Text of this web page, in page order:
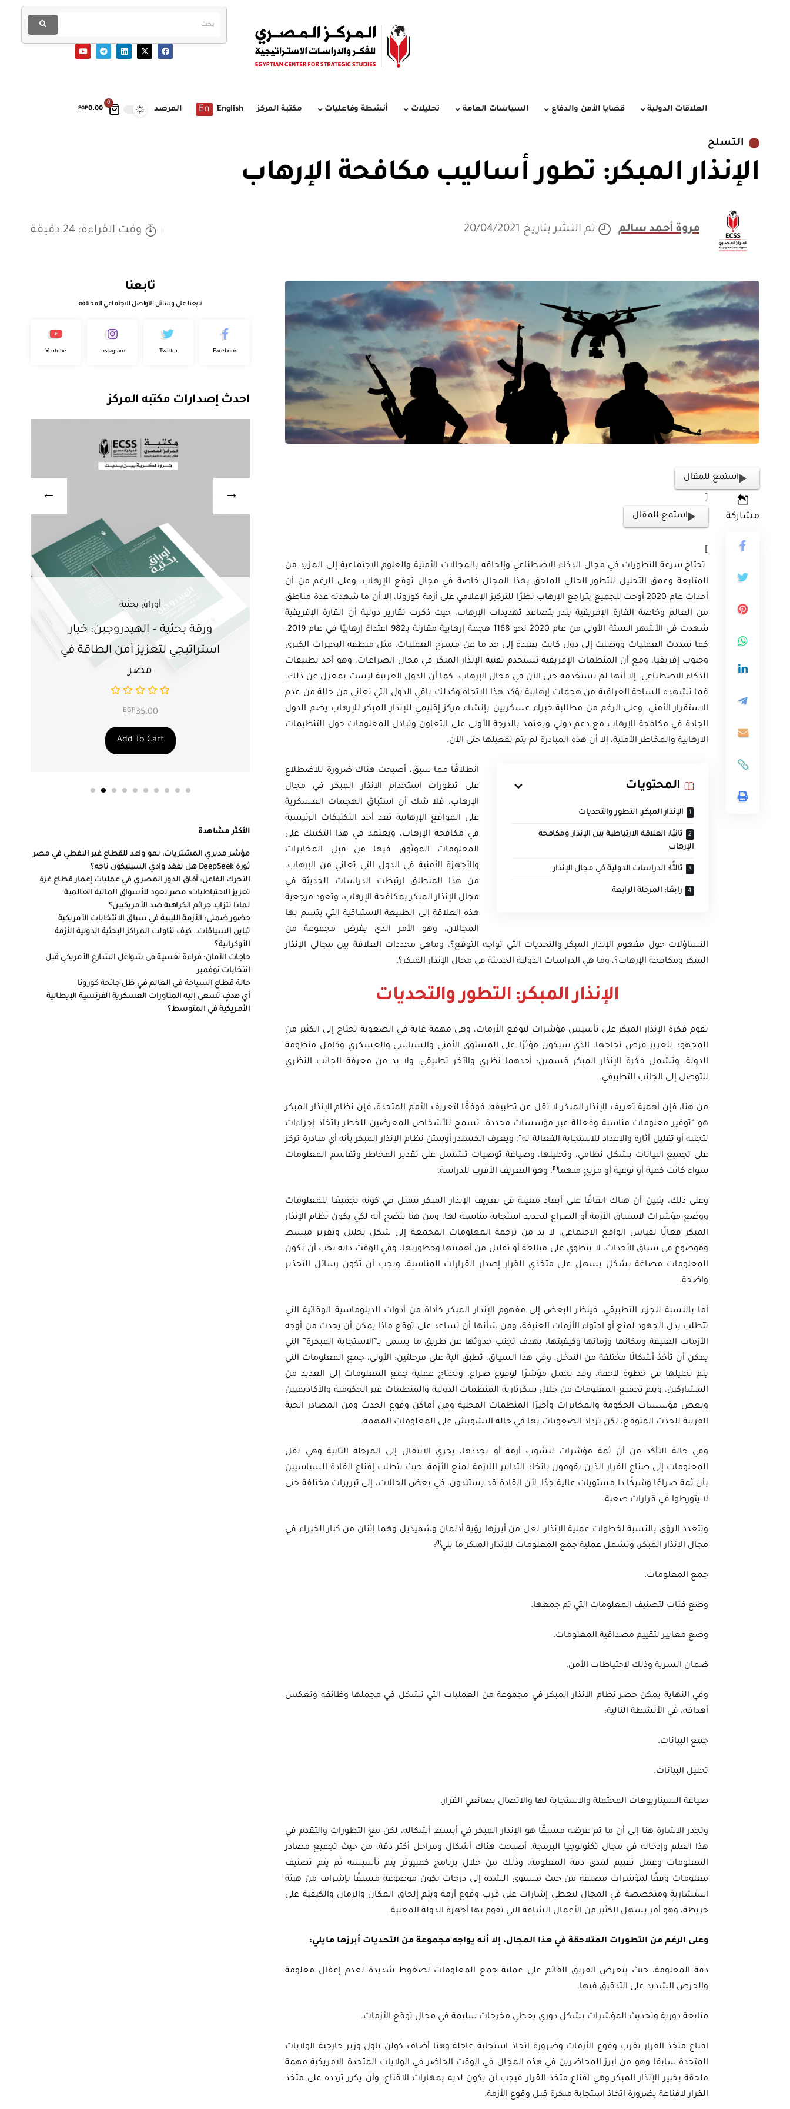
0
EGP0.00 العلاقات الدولية قضايا الأمن والدفاع السياسات العامة تحليلات أنشطة وفاعليات مكتبة المركز English
En المرصد
التسلح
الإنذار المبكر: تطور أساليب مكافحة الإرهاب
مروة أحمد سالم تم النشر بتاريخ 20/04/2021 وقت القراءة: 24 دقيقة
استمع للمقال
مشاركة
[
استمع للمقال
]
تحتاج سرعة التطورات في مجال الذكاء الاصطناعي وإلحاقه بالمجالات الأمنية والعلوم الاجتماعية إلى المزيد من
المتابعة وعمق التحليل للتطور الحالي الملحق بهذا المجال خاصة في مجال توقع الإرهاب. وعلى الرغم من أن
أحداث عام 2020 أوحت للجميع بتراجع الإرهاب نظرًا للتركيز الإعلامي على أزمة كورونا، إلا أن ما شهدته عدة مناطق
من العالم وخاصة القارة الإفريقية ينذر بتصاعد تهديدات الإرهاب، حيث ذكرت تقارير دولية أن القارة الإفريقية
شهدت في الأشهر الـستة الأولى من عام 2020 نحو 1168 هجمة إرهابية مقارنة بـ982 اعتداءً إرهابيًا في عام 2019،
كما تمددت العمليات ووصلت إلى دول كانت بعيدة إلى حد ما عن مسرح العمليات، مثل منطقة البحيرات الكبرى
وجنوب إفريقيا. ومع أن المنظمات الإفريقية تستخدم تقنية الإنذار المبكر في مجال الصراعات، وهو أحد تطبيقات
الذكاء الاصطناعي، إلا أنها لم تستخدمه حتى الآن في مجال الإرهاب، كما أن الدول العربية ليست بمعزل عن ذلك،
فما تشهده الساحة العراقية من هجمات إرهابية يؤكد هذا الاتجاه وكذلك باقي الدول التي تعاني من حالة من عدم
الاستقرار الأمني. وعلى الرغم من مطالبة خبراء عسكريين بإنشاء مركز إقليمي للإنذار المبكر للإرهاب يضم الدول
الجادة في مكافحة الإرهاب مع دعم دولي ويعتمد بالدرجة الأولى على التعاون وتبادل المعلومات حول التنظيمات
الإرهابية والمخاطر الأمنية، إلا أن هذه المبادرة لم يتم تفعيلها حتى الآن.
المحتويات
الإنذار المبكر: التطور والتحديات
ثانيًا: العلاقة الارتباطية بين الإنذار ومكافحة
الإرهاب
ثالثًا: الدراسات الدولية في مجال الإنذار
رابعًا: المرحلة الرابعة
انطلاقًا مما سبق، أصبحت هناك ضرورة للاضطلاع
على تطورات استخدام الإنذار المبكر في مجال
الإرهاب، فلا شك أن استباق الهجمات العسكرية
على المواقع الإرهابية تعد أحد التكتيكات الرئيسية
في مكافحة الإرهاب، ويعتمد في هذا التكتيك على
المعلومات الموثوق فيها من قبل المخابرات
والأجهزة الأمنية في الدول التي تعاني من الإرهاب.
من هذا المنطلق ارتبطت الدراسات الحديثة في
مجال الإنذار المبكر بمكافحة الإرهاب، وتعود مرجعية
هذه العلاقة إلى الطبيعة الاستباقية التي يتسم بها
المجالان، وهو الأمر الذي يفرض مجموعة من
التساؤلات حول مفهوم الإنذار المبكر والتحديات التي تواجه التوقع؟، وماهي محددات العلاقة بين مجالي الإنذار
المبكر ومكافحة الإرهاب؟، وما هي الدراسات الدولية الحديثة في مجال الإنذار المبكر؟.
الإنذار المبكر: التطور والتحديات
تقوم فكرة الإنذار المبكر على تأسيس مؤشرات لتوقع الأزمات، وهي مهمة غاية في الصعوبة تحتاج إلى الكثير من
المجهود لتعزيز فرص نجاحها، الذي سيكون مؤثرًا على المستوى الأمني والسياسي والعسكري وكامل منظومة
الدولة. وتشمل فكرة الإنذار المبكر قسمين: أحدهما نظري والآخر تطبيقي، ولا بد من معرفة الجانب النظري
للتوصل إلى الجانب التطبيقي.
من هنا، فإن أهمية تعريف الإنذار المبكر لا تقل عن تطبيقه. فوفقًا لتعريف الأمم المتحدة، فإن نظام الإنذار المبكر
هو “توفير معلومات مناسبة وفعالة عبر مؤسسات محددة، تسمح للأشخاص المعرضين للخطر باتخاذ إجراءات
لتجنبه أو تقليل آثاره والإعداد للاستجابة الفعالة له”. ويعرف الكسندر أوستن نظام الإنذار المبكر بأنه أي مبادرة تركز
على تجميع البيانات بشكل نظامي، وتحليلها، وصياغة توصيات تشتمل على تقدير المخاطر وتقاسم المعلومات
سواء كانت كمية أو نوعية أو مزيج منهما(1) ، وهو التعريف الأقرب للدراسة.
وعلى ذلك، يتبين أن هناك اتفاقًا على أبعاد معينة في تعريف الإنذار المبكر تتمثل في كونه تجميعًا للمعلومات
ووضع مؤشرات لاستباق الأزمة أو الصراع لتحديد استجابة مناسبة لها. ومن هنا يتضح أنه لكي يكون نظام الإنذار
المبكر فعالًا لقياس الواقع الاجتماعي، لا بد من ترجمة المعلومات المجمعة إلى شكل تحليل وتقرير مبسط
وموضوع في سياق الأحداث، لا ينطوي على مبالغة أو تقليل من أهميتها وخطورتها، وفي الوقت ذاته يجب أن تكون
المعلومات مصاغة بشكل يسهل على متخذي القرار إصدار القرارات المناسبة، ويجب أن تكون رسائل التحذير
واضحة.
أما بالنسبة للجزء التطبيقي، فينظر البعض إلى مفهوم الإنذار المبكر كأداة من أدوات الدبلوماسية الوقائية التي
تتطلب بذل الجهود لمنع أو احتواء الأزمات العنيفة، ومن شأنها أن تساعد على توقع ماذا يمكن أن يحدث من أوجه
الأزمات العنيفة ومكانها وزمانها وكيفيتها، بهدف تجنب حدوثها عن طريق ما يسمى بـ”الاستجابة المبكرة” التي
يمكن أن تأخذ أشكالًا مختلفة من التدخل. وفي هذا السياق، تطبق آلية على مرحلتين: الأولى، جمع المعلومات التي
يتم تحليلها في خطوة لاحقة، وقد تحمل مؤشرًا لوقوع صراع. وتحتاج عملية جمع المعلومات إلى العديد من
المشاركين، ويتم تجميع المعلومات من خلال سكرتارية المنظمات الدولية والمنظمات غير الحكومية والأكاديميين
وبعض مؤسسات الحكومة والمخابرات وأخيرًا المنظمات المحلية ومن أماكن وقوع الحدث ومن المصادر الحية
القريبة للحدث المتوقع، لكن تزداد الصعوبات بها في حالة التشويش على المعلومات المهمة.
وفي حالة التأكد من أن ثمة مؤشرات لنشوب أزمة أو تجددها، يجري الانتقال إلى المرحلة الثانية وهي نقل
المعلومات إلى صناع القرار الذين يقومون باتخاذ التدابير اللازمة لمنع الأزمة، حيث يتطلب إقناع القادة السياسيين
بأن ثمة صراعًا وشيكًا ذا مستويات عالية جدًا، لأن القادة قد يستندون، في بعض الحالات، إلى تبريرات مختلفة حتى
لا يتورطوا في قرارات صعبة.
وتتعدد الرؤى بالنسبة لخطوات عملية الإنذار، لعل من أبرزها رؤية أدلمان وشميديل وهما إثنان من كبار الخبراء في
مجال الإنذار المبكر، وتشمل عملية جمع المعلومات للإنذار المبكر ما يلي(1)
:
جمع المعلومات.
وضع فئات لتصنيف المعلومات التي تم جمعها.
وضع معايير لتقييم مصداقية المعلومات.
ضمان السرية وذلك لاحتياطات الأمن.
وفي النهاية يمكن حصر نظام الإنذار المبكر في مجموعة من العمليات التي تشكل في مجملها وظائفه وتعكس
أهدافه، في الأنشطة التالية:
جمع البيانات.
تحليل البيانات.
صياغة السيناريوهات المحتملة والاستجابة لها والاتصال بصانعي القرار.
وتجدر الإشارة هنا إلى أن ما تم عرضه مسبقًا هو الإنذار المبكر في أبسط أشكاله، لكن مع التطورات والتقدم في
هذا العلم وإدخاله في مجال تكنولوجيا البرمجة، أصبحت هناك أشكال ومراحل أكثر دقة، من حيث تجميع مصادر
المعلومات وعمل تقييم لمدى دقة المعلومة، وذلك من خلال برنامج كمبيوتر يتم تأسيسه ثم يتم تصنيف
معلومات وفقًا لمؤشرات مصنفة من حيث مستوى الشدة إلى درجات تكون موضوعة مسبقًا بإشراف من هيئة
استشارية ومتخصصة في المجال لتعطي إشارات على قرب وقوع أزمة ويتم إلحاق المكان والزمان والكيفية على
خريطة، وهو أمر يسهل الكثير من الأعمال الشاقة التي تقوم بها أجهزة الدولة المعنية.
وعلى الرغم من التطورات المتلاحقة في هذا المجال، إلا أنه يواجه مجموعة من التحديات أبرزها مايلي:
دقة المعلومة، حيث يتعرض الفريق القائم على عملية جمع المعلومات لضغوط شديدة لعدم إغفال معلومة
والحرص الشديد على التدقيق فيها.
متابعة دورية وتحديث المؤشرات بشكل دوري يعطي مخرجات سليمة في مجال توقع الأزمات.
اقناع متخذ القرار بقرب وقوع الأزمات وضرورة اتخاذ استجابة عاجلة وهنا أضاف كولن باول وزير خارجية الولايات
المتحدة سابقا وهو من أبرز المحاضرين في هذه المجال في الوقت الحاضر في الولايات المتحدة الامريكية مهمة
ملحقة بخبير الإنذار المبكر وهي اقناع متخذ القرار فيجب أن يكون لديه بمهارات الاقناع، وأن يكرر تردده على متخذ
القرار لاقناعة بضرورة اتخاذ استجابة مبكرة قبل وقوع الأزمة.
تابعنا
تابعنا علي وسائل التواصل الاجتماعي المختلفة
Facebook
Twitter
Instagram
Youtube
احدث إصدارات مكتبه المركز
أوراق بحثية
ورقة بحثية – الهيدروجين: خيار
استراتيجي لتعزيز أمن الطاقة في
مصر
EGP35.00
Add To Cart
أوراق بحثية
ورقة بحثية - أمن الطاقة المصري:
الغاز والنفط خارطة الموارد
وسياسات التعزيز
EGP35.00
أوراق بحثية
ورقة بحثية – الطاقة المتجددة وتعزيز
أمن الطاقة المصري
EGP35.00
Add To Cart
على مستقبل
العالمية
الأكثر مشاهدة
مؤشر مديري المشتريات: نمو واعد للقطاع غير النفطي في مصر
ثورة DeepSeek هل يفقد وادي السيليكون تاجه؟
التحرك الفاعل: آفاق الدور المصري في عمليات إعمار قطاع غزة
تعزيز الاحتياطيات: مصر تعود للأسواق المالية العالمية
لماذا تتزايد جرائم الكراهية ضد الأمريكيين؟
حضور ضمني: الأزمة الليبية في سباق الانتخابات الأمريكية
تباين السياقات.. كيف تناولت المراكز البحثية الدولية الأزمة
الأوكرانية؟
حاجات الآمان: قراءة نفسية في شواغل الشارع الأمريكي قبل
انتخابات نوفمبر
حالة قطاع السياحة في العالم في ظل جائحة كورونا
أي هدفٍ تسعى إليه المناورات العسكرية الفرنسية الإيطالية
الأمريكية في المتوسط؟